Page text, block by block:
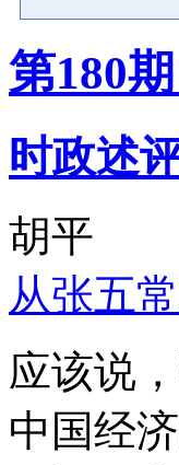
第180
时政述
胡平
从张五
应该说
中国经